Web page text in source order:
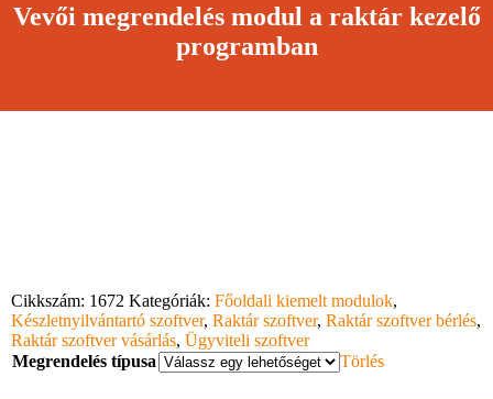
Vevői megrendelés modul a raktár kezelő
programban
Cikkszám: 1672 Kategóriák: Főoldali kiemelt modulok,
Készletnyilvántartó szoftver, Raktár szoftver, Raktár szoftver bérlés,
Raktár szoftver vásárlás, Ügyviteli szoftver
Megrendelés típusa
Törlés